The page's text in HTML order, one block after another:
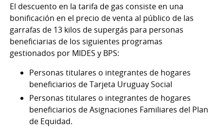
El descuento en la tarifa de gas consiste en una
bonificación en el precio de venta al público de las
garrafas de 13 kilos de supergás para personas
beneficiarias de los siguientes programas
gestionados por MIDES y BPS:
Personas titulares o integrantes de hogares
beneficiarios de Tarjeta Uruguay Social
Personas titulares o integrantes de hogares
beneficiarios de Asignaciones Familiares del Plan
de Equidad.